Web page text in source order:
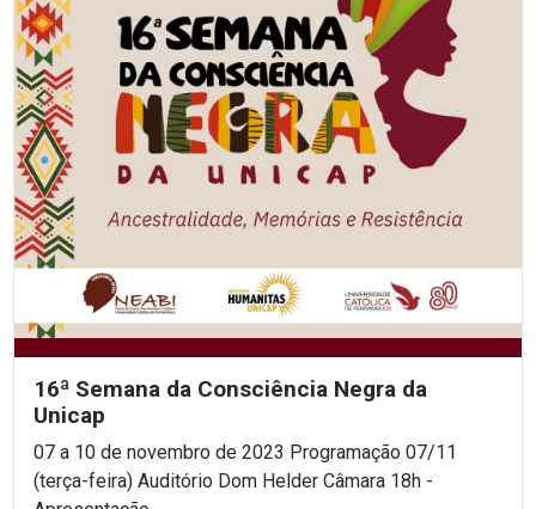
16ª Semana da Consciência Negra da
Unicap
07 a 10 de novembro de 2023 Programação 07/11
(terça-feira) Auditório Dom Helder Câmara 18h -